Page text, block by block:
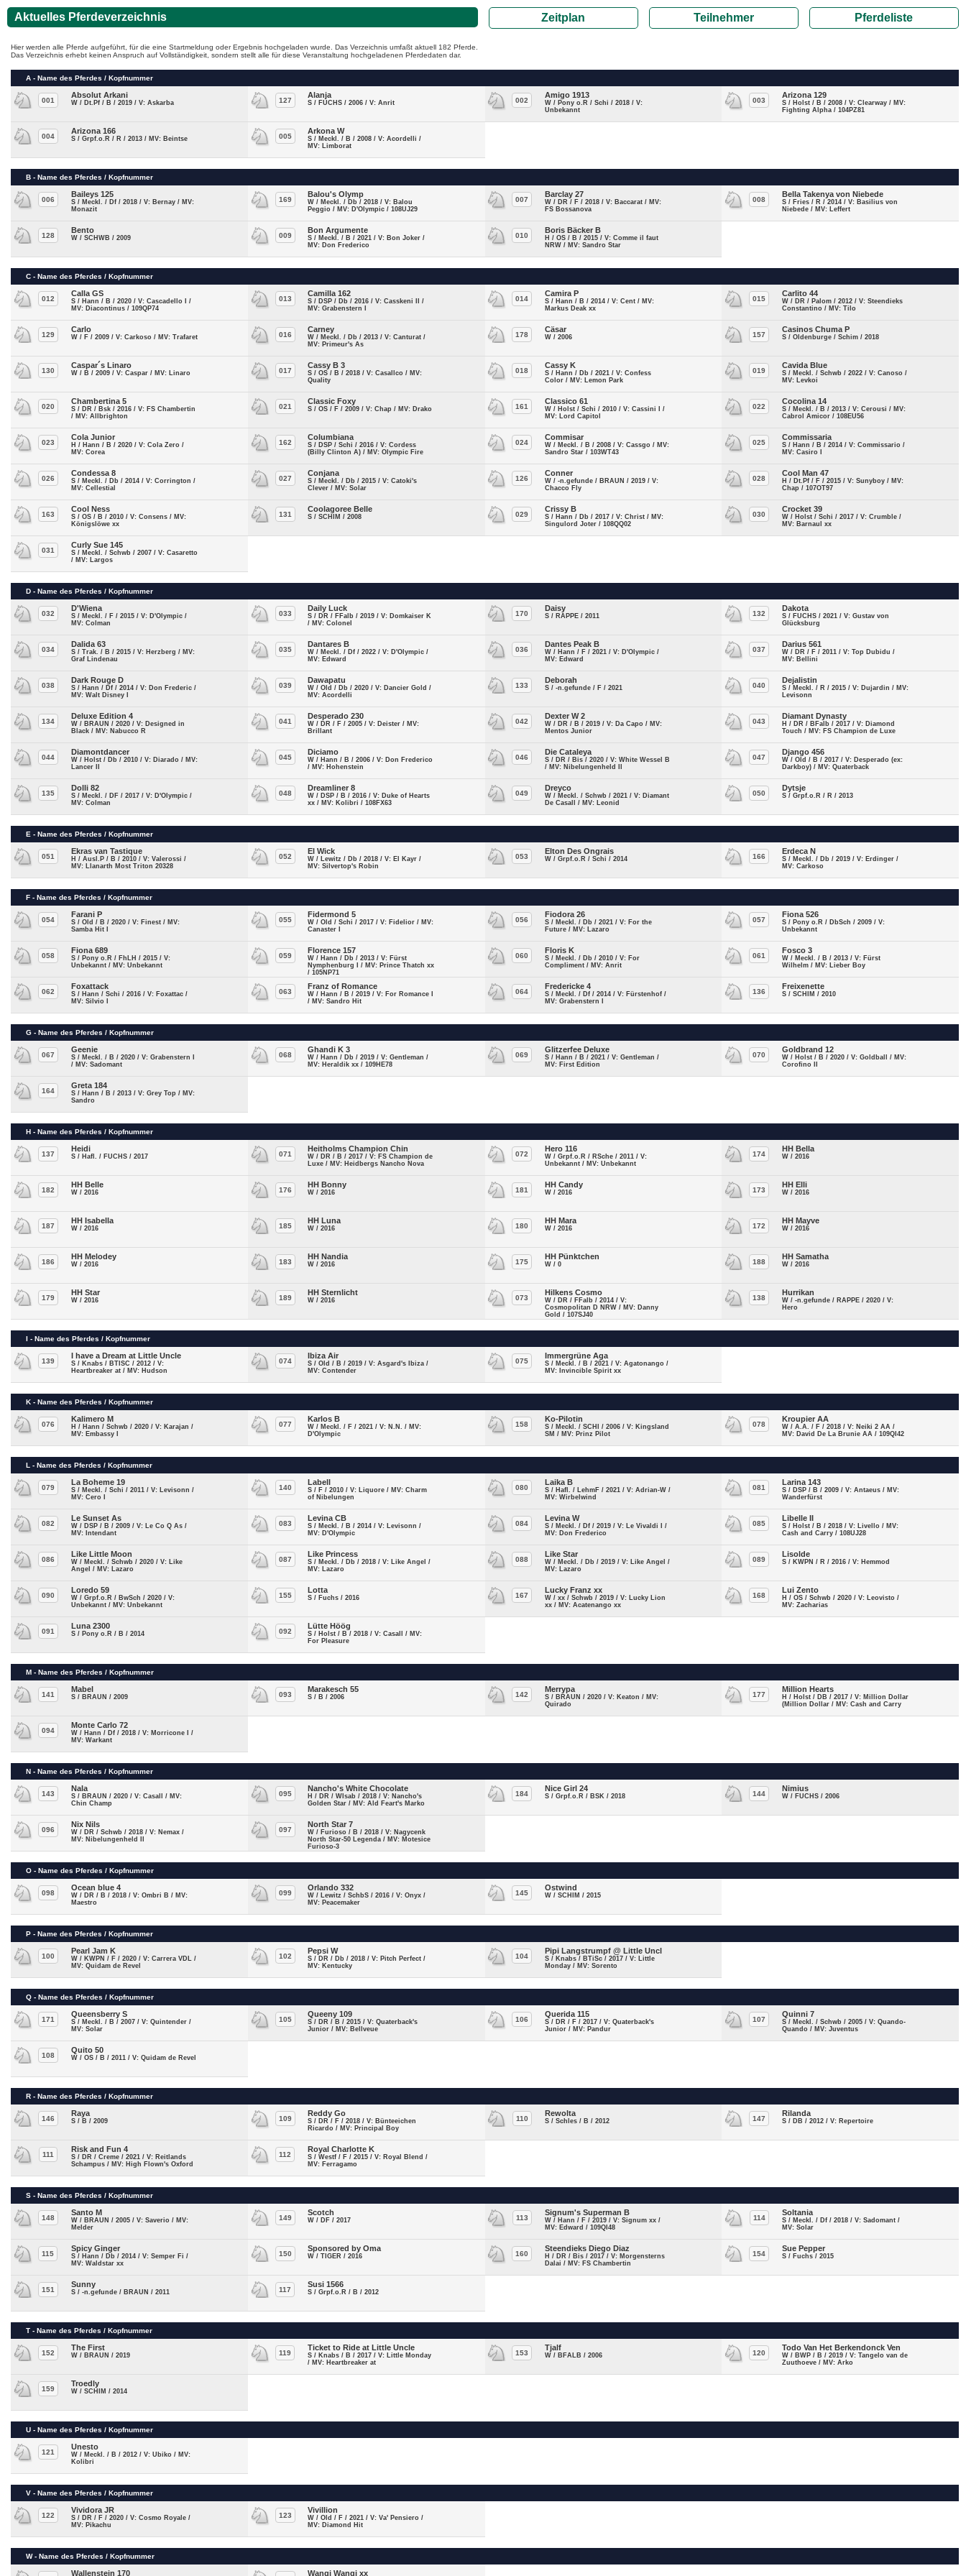
Aktuelles Pferdeverzeichnis Zeitplan Teilnehmer Pferdeliste
Hier werden alle Pferde aufgeführt, für die eine Startmeldung oder Ergebnis hochgeladen wurde. Das Verzeichnis umfaßt aktuell 182 Pferde.
Das Verzeichnis erhebt keinen Anspruch auf Vollständigkeit, sondern stellt alle für diese Veranstaltung hochgeladenen Pferdedaten dar.
A - Name des Pferdes / Kopfnummer
001
Absolut Arkani
W / Dt.Pf / B / 2019 / V: Askarba 127
Alanja
S / FUCHS / 2006 / V: Anrit 002
Amigo 1913
W / Pony o.R / Schi / 2018 / V:
Unbekannt
003
Arizona 129
S / Holst / B / 2008 / V: Clearway / MV:
Fighting Alpha / 104PZ81
004
Arizona 166
S / Grpf.o.R / R / 2013 / MV: Beintse 005
Arkona W
S / Meckl. / B / 2008 / V: Acordelli /
MV: Limborat
B - Name des Pferdes / Kopfnummer
006
Baileys 125
S / Meckl. / Df / 2018 / V: Bernay / MV:
Monazit
169
Balou's Olymp
W / Meckl. / Db / 2018 / V: Balou
Peggio / MV: D'Olympic / 108UJ29
007
Barclay 27
W / DR / F / 2018 / V: Baccarat / MV:
FS Bossanova
008
Bella Takenya von Niebede
S / Fries / R / 2014 / V: Basilius von
Niebede / MV: Leffert
128
Bento
W / SCHWB / 2009 009
Bon Argumente
S / Meckl. / B / 2021 / V: Bon Joker /
MV: Don Frederico
010
Boris Bäcker B
H / OS / B / 2015 / V: Comme il faut
NRW / MV: Sandro Star
C - Name des Pferdes / Kopfnummer
012
Calla GS
S / Hann / B / 2020 / V: Cascadello I /
MV: Diacontinus / 109QP74
013
Camilla 162
S / DSP / Db / 2016 / V: Casskeni II /
MV: Grabenstern I
014
Camira P
S / Hann / B / 2014 / V: Cent / MV:
Markus Deak xx
015
Carlito 44
W / DR / Palom / 2012 / V: Steendieks
Constantino / MV: Tilo
129
Carlo
W / F / 2009 / V: Carkoso / MV: Trafaret 016
Carney
W / Meckl. / Db / 2013 / V: Canturat /
MV: Primeur's As
178
Cäsar
W / 2006 157
Casinos Chuma P
S / Oldenburge / Schim / 2018
130
Caspar´s Linaro
W / B / 2009 / V: Caspar / MV: Linaro 017
Cassy B 3
S / OS / B / 2018 / V: Casallco / MV:
Quality
018
Cassy K
S / Hann / Db / 2021 / V: Confess
Color / MV: Lemon Park
019
Cavida Blue
S / Meckl. / Schwb / 2022 / V: Canoso /
MV: Levkoi
020
Chambertina 5
S / DR / Bsk / 2016 / V: FS Chambertin
/ MV: Allbrighton
021
Classic Foxy
S / OS / F / 2009 / V: Chap / MV: Drako 161
Classico 61
W / Holst / Schi / 2010 / V: Cassini I /
MV: Lord Capitol
022
Cocolina 14
S / Meckl. / B / 2013 / V: Cerousi / MV:
Cabrol Amicor / 108EU56
023
Cola Junior
H / Hann / B / 2020 / V: Cola Zero /
MV: Corea
162
Columbiana
S / DSP / Schi / 2016 / V: Cordess
(Billy Clinton A) / MV: Olympic Fire
024
Commisar
W / Meckl. / B / 2008 / V: Cassgo / MV:
Sandro Star / 103WT43
025
Commissaria
S / Hann / B / 2014 / V: Commissario /
MV: Casiro I
026
Condessa 8
S / Meckl. / Db / 2014 / V: Corrington /
MV: Cellestial
027
Conjana
S / Meckl. / Db / 2015 / V: Catoki's
Clever / MV: Solar
126
Conner
W / -n.gefunde / BRAUN / 2019 / V:
Chacco Fly
028
Cool Man 47
H / Dt.Pf / F / 2015 / V: Sunyboy / MV:
Chap / 107OT97
163
Cool Ness
S / OS / B / 2010 / V: Consens / MV:
Königslöwe xx
131
Coolagoree Belle
S / SCHIM / 2008 029
Crissy B
S / Hann / Db / 2017 / V: Christ / MV:
Singulord Joter / 108QQ02
030
Crocket 39
W / Holst / Schi / 2017 / V: Crumble /
MV: Barnaul xx
031
Curly Sue 145
S / Meckl. / Schwb / 2007 / V: Casaretto
/ MV: Largos
D - Name des Pferdes / Kopfnummer
032
D'Wiena
S / Meckl. / F / 2015 / V: D'Olympic /
MV: Colman
033
Daily Luck
S / DR / FFalb / 2019 / V: Domkaiser K
/ MV: Colonel
170
Daisy
S / RAPPE / 2011 132
Dakota
S / FUCHS / 2021 / V: Gustav von
Glücksburg
034
Dalida 63
S / Trak. / B / 2015 / V: Herzberg / MV:
Graf Lindenau
035
Dantares B
W / Meckl. / Df / 2022 / V: D'Olympic /
MV: Edward
036
Dantes Peak B
W / Hann / F / 2021 / V: D'Olympic /
MV: Edward
037
Darius 561
W / DR / F / 2011 / V: Top Dubidu /
MV: Bellini
038
Dark Rouge D
S / Hann / Df / 2014 / V: Don Frederic /
MV: Walt Disney I
039
Dawapatu
W / Old / Db / 2020 / V: Dancier Gold /
MV: Acordelli
133
Deborah
S / -n.gefunde / F / 2021 040
Dejalistin
S / Meckl. / R / 2015 / V: Dujardin / MV:
Levisonn
134
Deluxe Edition 4
W / BRAUN / 2020 / V: Designed in
Black / MV: Nabucco R
041
Desperado 230
W / DR / F / 2005 / V: Deister / MV:
Brillant
042
Dexter W 2
W / DR / B / 2019 / V: Da Capo / MV:
Mentos Junior
043
Diamant Dynasty
H / DR / BFalb / 2017 / V: Diamond
Touch / MV: FS Champion de Luxe
044
Diamontdancer
W / Holst / Db / 2010 / V: Diarado / MV:
Lancer II
045
Diciamo
W / Hann / B / 2006 / V: Don Frederico
/ MV: Hohenstein
046
Die Cataleya
S / DR / Bis / 2020 / V: White Wessel B
/ MV: Nibelungenheld II
047
Django 456
W / Old / B / 2017 / V: Desperado (ex:
Darkboy) / MV: Quaterback
135
Dolli 82
S / Meckl. / DF / 2017 / V: D'Olympic /
MV: Colman
048
Dreamliner 8
W / DSP / B / 2016 / V: Duke of Hearts
xx / MV: Kolibri / 108FX63
049
Dreyco
W / Meckl. / Schwb / 2021 / V: Diamant
De Casall / MV: Leonid
050
Dytsje
S / Grpf.o.R / R / 2013
E - Name des Pferdes / Kopfnummer
051
Ekras van Tastique
H / Ausl.P / B / 2010 / V: Valerossi /
MV: Llanarth Most Triton 20328
052
El Wick
W / Lewitz / Db / 2018 / V: El Kayr /
MV: Silvertop's Robin
053
Elton Des Ongrais
W / Grpf.o.R / Schi / 2014 166
Erdeca N
S / Meckl. / Db / 2019 / V: Erdinger /
MV: Carkoso
F - Name des Pferdes / Kopfnummer
054
Farani P
S / Old / B / 2020 / V: Finest / MV:
Samba Hit I
055
Fidermond 5
W / Old / Schi / 2017 / V: Fidelior / MV:
Canaster I
056
Fiodora 26
S / Meckl. / Db / 2021 / V: For the
Future / MV: Lazaro
057
Fiona 526
S / Pony o.R / DbSch / 2009 / V:
Unbekannt
058
Fiona 689
S / Pony o.R / FhLH / 2015 / V:
Unbekannt / MV: Unbekannt
059
Florence 157
W / Hann / Db / 2013 / V: Fürst
Nymphenburg I / MV: Prince Thatch xx
/ 105NP71
060
Floris K
S / Meckl. / Db / 2010 / V: For
Compliment / MV: Anrit
061
Fosco 3
W / Meckl. / B / 2013 / V: Fürst
Wilhelm / MV: Lieber Boy
062
Foxattack
S / Hann / Schi / 2016 / V: Foxattac /
MV: Silvio I
063
Franz of Romance
W / Hann / B / 2019 / V: For Romance I
/ MV: Sandro Hit
064
Fredericke 4
S / Meckl. / Df / 2014 / V: Fürstenhof /
MV: Grabenstern I
136
Freixenette
S / SCHIM / 2010
G - Name des Pferdes / Kopfnummer
067
Geenie
S / Meckl. / B / 2020 / V: Grabenstern I
/ MV: Sadomant
068
Ghandi K 3
W / Hann / Db / 2019 / V: Gentleman /
MV: Heraldik xx / 109HE78
069
Glitzerfee Deluxe
S / Hann / B / 2021 / V: Gentleman /
MV: First Edition
070
Goldbrand 12
W / Holst / B / 2020 / V: Goldball / MV:
Corofino II
164
Greta 184
S / Hann / B / 2013 / V: Grey Top / MV:
Sandro
H - Name des Pferdes / Kopfnummer
137
Heidi
S / Hafl. / FUCHS / 2017 071
Heitholms Champion Chin
W / DR / B / 2017 / V: FS Champion de
Luxe / MV: Heidbergs Nancho Nova
072
Hero 116
W / Grpf.o.R / RSche / 2011 / V:
Unbekannt / MV: Unbekannt
174
HH Bella
W / 2016
182
HH Belle
W / 2016 176
HH Bonny
W / 2016 181
HH Candy
W / 2016 173
HH Elli
W / 2016
187
HH Isabella
W / 2016 185
HH Luna
W / 2016 180
HH Mara
W / 2016 172
HH Mayve
W / 2016
186
HH Melodey
W / 2016 183
HH Nandia
W / 2016 175
HH Pünktchen
W / 0 188
HH Samatha
W / 2016
179
HH Star
W / 2016 189
HH Sternlicht
W / 2016 073
Hilkens Cosmo
W / DR / FFalb / 2014 / V:
Cosmopolitan D NRW / MV: Danny
Gold / 107SJ40
138
Hurrikan
W / -n.gefunde / RAPPE / 2020 / V:
Hero
I - Name des Pferdes / Kopfnummer
139
I have a Dream at Little Uncle
S / Knabs / BTISC / 2012 / V:
Heartbreaker at / MV: Hudson
074
Ibiza Air
S / Old / B / 2019 / V: Asgard's Ibiza /
MV: Contender
075
Immergrüne Aga
S / Meckl. / B / 2021 / V: Agatonango /
MV: Invincible Spirit xx
K - Name des Pferdes / Kopfnummer
076
Kalimero M
H / Hann / Schwb / 2020 / V: Karajan /
MV: Embassy I
077
Karlos B
W / Meckl. / F / 2021 / V: N.N. / MV:
D'Olympic
158
Ko-Pilotin
S / Meckl. / SCHI / 2006 / V: Kingsland
SM / MV: Prinz Pilot
078
Kroupier AA
W / A.A. / F / 2018 / V: Neiki 2 AA /
MV: David De La Brunie AA / 109QI42
L - Name des Pferdes / Kopfnummer
079
La Boheme 19
S / Meckl. / Schi / 2011 / V: Levisonn /
MV: Cero I
140
Labell
S / F / 2010 / V: Liquore / MV: Charm
of Nibelungen
080
Laika B
S / Hafl. / LehmF / 2021 / V: Adrian-W /
MV: Wirbelwind
081
Larina 143
S / DSP / B / 2009 / V: Antaeus / MV:
Wanderfürst
082
Le Sunset As
W / DSP / B / 2009 / V: Le Co Q As /
MV: Intendant
083
Levina CB
S / Meckl. / B / 2014 / V: Levisonn /
MV: D'Olympic
084
Levina W
S / Meckl. / Df / 2019 / V: Le Vivaldi I /
MV: Don Frederico
085
Libelle II
S / Holst / B / 2018 / V: Livello / MV:
Cash and Carry / 108UJ28
086
Like Little Moon
W / Meckl. / Schwb / 2020 / V: Like
Angel / MV: Lazaro
087
Like Princess
S / Meckl. / Db / 2018 / V: Like Angel /
MV: Lazaro
088
Like Star
W / Meckl. / Db / 2019 / V: Like Angel /
MV: Lazaro
089
Lisolde
S / KWPN / R / 2016 / V: Hemmod
090
Loredo 59
W / Grpf.o.R / BwSch / 2020 / V:
Unbekannt / MV: Unbekannt
155
Lotta
S / Fuchs / 2016 167
Lucky Franz xx
W / xx / Schwb / 2019 / V: Lucky Lion
xx / MV: Acatenango xx
168
Lui Zento
H / OS / Schwb / 2020 / V: Leovisto /
MV: Zacharias
091
Luna 2300
S / Pony o.R / B / 2014 092
Lütte Höög
S / Holst / B / 2018 / V: Casall / MV:
For Pleasure
M - Name des Pferdes / Kopfnummer
141
Mabel
S / BRAUN / 2009 093
Marakesch 55
S / B / 2006 142
Merrypa
S / BRAUN / 2020 / V: Keaton / MV:
Quirado
177
Million Hearts
H / Holst / DB / 2017 / V: Million Dollar
(Million Dollar / MV: Cash and Carry
094
Monte Carlo 72
W / Hann / Df / 2018 / V: Morricone I /
MV: Warkant
N - Name des Pferdes / Kopfnummer
143
Nala
S / BRAUN / 2020 / V: Casall / MV:
Chin Champ
095
Nancho's White Chocolate
H / DR / WIsab / 2018 / V: Nancho's
Golden Star / MV: Ald Feart's Marko
184
Nice Girl 24
S / Grpf.o.R / BSK / 2018 144
Nimius
W / FUCHS / 2006
096
Nix Nils
W / DR / Schwb / 2018 / V: Nemax /
MV: Nibelungenheld II
097
North Star 7
W / Furioso / B / 2018 / V: Nagycenk
North Star-50 Legenda / MV: Motesice
Furioso-3
O - Name des Pferdes / Kopfnummer
098
Ocean blue 4
W / DR / B / 2018 / V: Ombri B / MV:
Maestro
099
Orlando 332
W / Lewitz / SchbS / 2016 / V: Onyx /
MV: Peacemaker
145
Ostwind
W / SCHIM / 2015
P - Name des Pferdes / Kopfnummer
100
Pearl Jam K
W / KWPN / F / 2020 / V: Carrera VDL /
MV: Quidam de Revel
102
Pepsi W
S / DR / Db / 2018 / V: Pitch Perfect /
MV: Kentucky
104
Pipi Langstrumpf @ Little Uncl
S / Knabs / BTiSc / 2017 / V: Little
Monday / MV: Sorento
Q - Name des Pferdes / Kopfnummer
171
Queensberry S
S / Meckl. / B / 2007 / V: Quintender /
MV: Solar
105
Queeny 109
S / DR / B / 2015 / V: Quaterback's
Junior / MV: Bellveue
106
Querida 115
S / DR / F / 2017 / V: Quaterback's
Junior / MV: Pandur
107
Quinni 7
S / Meckl. / Schwb / 2005 / V: Quando-
Quando / MV: Juventus
108
Quito 50
W / OS / B / 2011 / V: Quidam de Revel
R - Name des Pferdes / Kopfnummer
146
Raya
S / B / 2009 109
Reddy Go
S / DR / F / 2018 / V: Bünteeichen
Ricardo / MV: Principal Boy
110
Rewolta
S / Schles / B / 2012 147
Rilanda
S / DB / 2012 / V: Repertoire
111
Risk and Fun 4
S / DR / Creme / 2021 / V: Reitlands
Schampus / MV: High Flown's Oxford
112
Royal Charlotte K
S / Westf / F / 2015 / V: Royal Blend /
MV: Ferragamo
S - Name des Pferdes / Kopfnummer
148
Santo M
W / BRAUN / 2005 / V: Saverio / MV:
Melder
149
Scotch
W / DF / 2017 113
Signum's Superman B
W / Hann / F / 2019 / V: Signum xx /
MV: Edward / 109QI48
114
Soltania
S / Meckl. / Df / 2018 / V: Sadomant /
MV: Solar
115
Spicy Ginger
S / Hann / Db / 2014 / V: Semper Fi /
MV: Waldstar xx
150
Sponsored by Oma
W / TIGER / 2016 160
Steendieks Diego Diaz
H / DR / Bis / 2017 / V: Morgensterns
Dalai / MV: FS Chambertin
154
Sue Pepper
S / Fuchs / 2015
151
Sunny
S / -n.gefunde / BRAUN / 2011 117
Susi 1566
S / Grpf.o.R / B / 2012
T - Name des Pferdes / Kopfnummer
152
The First
W / BRAUN / 2019 119
Ticket to Ride at Little Uncle
S / Knabs / B / 2017 / V: Little Monday
/ MV: Heartbreaker at
153
Tjalf
W / BFALB / 2006 120
Todo Van Het Berkendonck Ven
W / BWP / B / 2019 / V: Tangelo van de
Zuuthoeve / MV: Arko
159
Troedly
W / SCHIM / 2014
U - Name des Pferdes / Kopfnummer
121
Unesto
W / Meckl. / B / 2012 / V: Ubiko / MV:
Kolibri
V - Name des Pferdes / Kopfnummer
122
Vividora JR
S / DR / F / 2020 / V: Cosmo Royale /
MV: Pikachu
123
Vivillion
W / Old / F / 2021 / V: Va' Pensiero /
MV: Diamond Hit
W - Name des Pferdes / Kopfnummer
Wallenstein 170 Wangi Wangi xx